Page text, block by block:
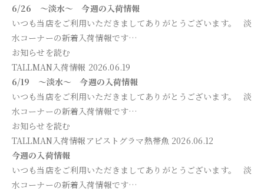
6/26 ～淡水～ 今週の入荷情報
いつも当店をご利用いただきましてありがとうございます。 淡
水コーナーの新着入荷情報です…
お知らせを読む
TALLMAN入荷情報 2026.06.19
6/19 ～淡水～ 今週の入荷情報
いつも当店をご利用いただきましてありがとうございます。 淡
水コーナーの新着入荷情報です…
お知らせを読む
TALLMAN入荷情報 アピストグラマ熱帯魚 2026.06.12
今週の入荷情報
いつも当店をご利用いただきましてありがとうございます。 淡
水コーナーの新着入荷情報です…